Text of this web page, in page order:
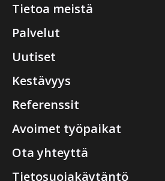
Tietoa meistä
Palvelut
Uutiset
Kestävyys
Referenssit
Avoimet työpaikat
Ota yhteyttä
Tietosuojakäytäntö